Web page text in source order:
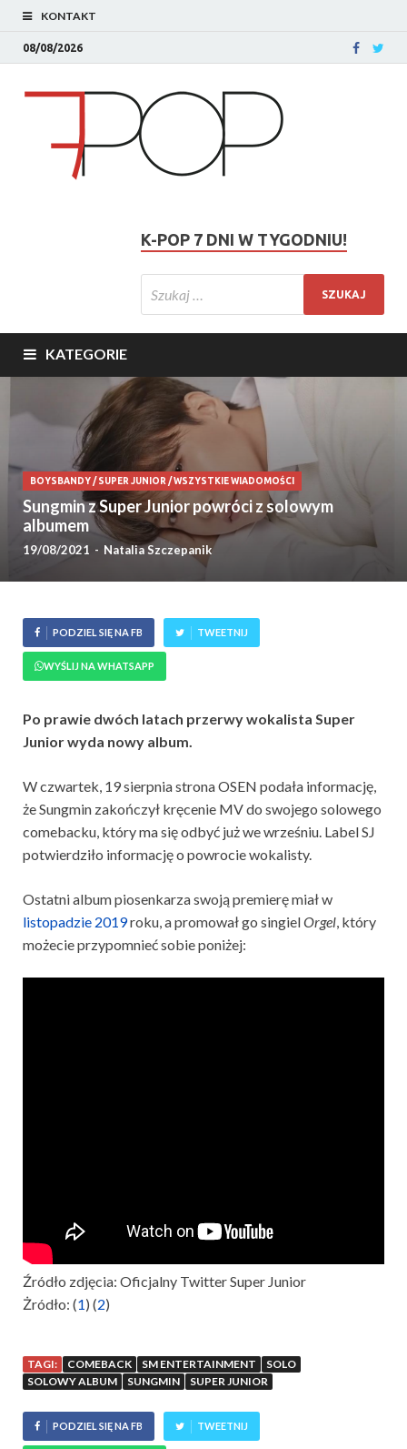
KONTAKT
08/08/2026
K-POP 7 DNI W TYGODNIU!
KATEGORIE
BOYSBANDY/SUPER JUNIOR /WSZYSTKIE WIADOMOŚCI
Sungmin z Super Junior powróci z solowym
albumem
19/08/2021 - Natalia Szczepanik
PODZIEL SIĘ NA FB TWEETNIJ
WYŚLIJ NA WHATSAPP
Po prawie dwóch latach przerwy wokalista Super
Junior wyda nowy album.
W czwartek, 19 sierpnia strona OSEN podała informację,
że Sungmin zakończył kręcenie MV do swojego solowego
comebacku, który ma się odbyć już we wrześniu. Label SJ
potwierdziło informację o powrocie wokalisty.
Ostatni album piosenkarza swoją premierę miał w
listopadzie 2019roku, a promował go singielOrgel, który
możecie przypomnieć sobie poniżej:
Źródło zdjęcia: Oficjalny Twitter Super Junior
Żródło: (1) (2)
TAGI: COMEBACK SM ENTERTAINMENT
SOLO
SOLOWY ALBUM
SUNGMIN SUPER JUNIOR
PODZIEL SIĘ NA FB TWEETNIJ